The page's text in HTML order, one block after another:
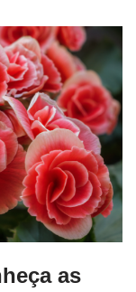
as